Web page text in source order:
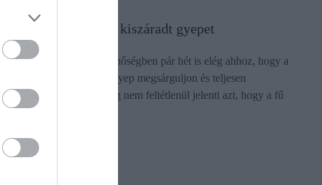
Így mentheted meg a kiszáradt gyepet
Bosszantó tény, de a nyári hőségben pár hét is elég ahhoz, hogy a
korábban zölden ragyogó gyep megsárguljon és teljesen
kifakuljon. Ez azonban még nem feltétlenül jelenti azt, hogy a fű
elpusztult.